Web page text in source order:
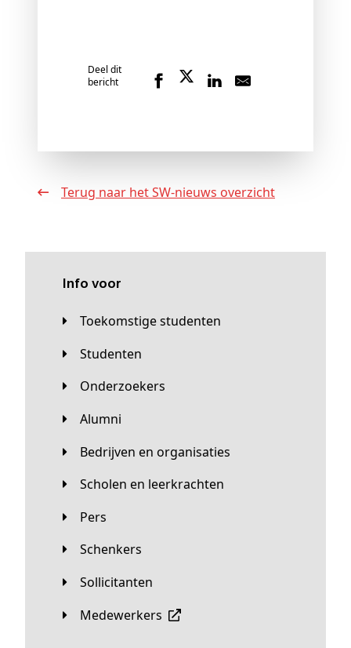
Deel dit
bericht
Terug naar het SW-nieuws overzicht
Info voor
Toekomstige studenten
Studenten
Onderzoekers
Alumni
Bedrijven en organisaties
Scholen en leerkrachten
Pers
Schenkers
Sollicitanten
Medewerkers